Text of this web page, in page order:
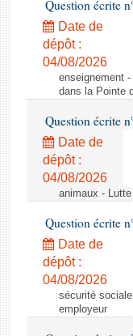
Question écrite
Date de
dépôt :
04/08/2026
enseignement
dans la Pointe
Question écrite
Date de
dépôt :
04/08/2026
animaux -
Question écrite
Date de
dépôt :
04/08/2026
sécurité
employeur